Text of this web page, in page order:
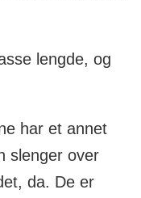
lengde, og
har et annet
slenger over
da. De er